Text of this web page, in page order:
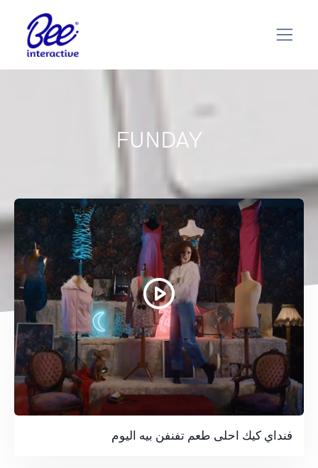
FUNDAY
فنداي كيك احلى طعم تفنفن بيه اليوم